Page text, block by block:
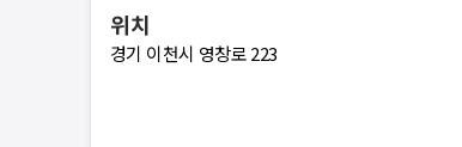
위치
경기 이천시 영창로 223